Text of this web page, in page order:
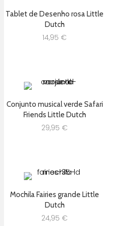
Tablet de Desenho rosa Little
Dutch
14,95 €
Conjunto musical verde Safari
Friends Little Dutch
29,95 €
Mochila Fairies grande Little
Dutch
24,95 €